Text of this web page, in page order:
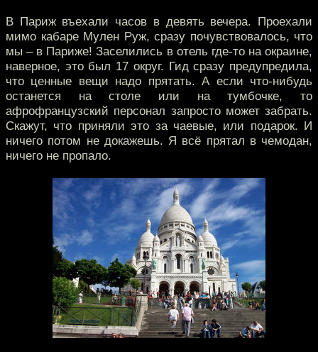
В Париж въехали часов в девять вечера. Проехали
мимо кабаре Мулен Руж, сразу почувствовалось, что
мы – в Париже! Заселились в отель где-то на окраине,
наверное, это был 17 округ. Гид сразу предупредила,
что ценные вещи надо прятать. А если что-нибудь
останется на столе или на тумбочке, то
афрофранцузский персонал запросто может забрать.
Скажут, что приняли это за чаевые, или подарок. И
ничего потом не докажешь. Я всё прятал в чемодан,
ничего не пропало.